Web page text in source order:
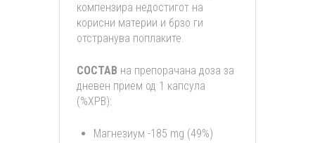
компензира недостигот на
корисни материи и брзо ги
отстранува поплаките.
СОСТАВ на препорачана доза за
дневен прием од 1 капсула
(%ХРВ):
Магнезиум -185 mg (49%)